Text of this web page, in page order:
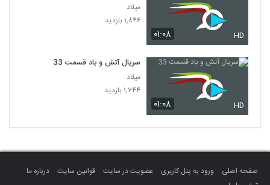
۰۱:۰۸ HD
میلاد
۱,۸۴۶ بازدید
۰۱:۰۸ HD
سریال آتش و باد قسمت 33
میلاد
۱,۷۴۴ بازدید
صفحه اصلی ورود به پنل کاربری عضویت در سایت قوانین سایت
درباره ما